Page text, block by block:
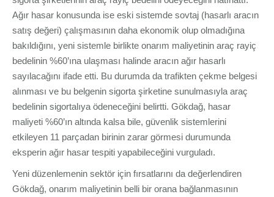
Ağır hasar konusunda ise eski sistemde sovtaj (hasarlı aracın
satış değeri) çalışmasının daha ekonomik olup olmadığına
bakıldığını, yeni sistemle birlikte onarım maliyetinin araç rayiç
bedelinin %60’ına ulaşması halinde aracın ağır hasarlı
sayılacağını ifade etti. Bu durumda da trafikten çekme belgesi
alınması ve bu belgenin sigorta şirketine sunulmasıyla araç
bedelinin sigortalıya ödeneceğini belirtti. Gökdağ, hasar
maliyeti %60’ın altında kalsa bile, güvenlik sistemlerini
etkileyen 11 parçadan birinin zarar görmesi durumunda
eksperin ağır hasar tespiti yapabileceğini vurguladı.
Yeni düzenlemenin sektör için fırsatlarını da değerlendiren
Gökdağ, onarım maliyetinin belli bir orana bağlanmasının